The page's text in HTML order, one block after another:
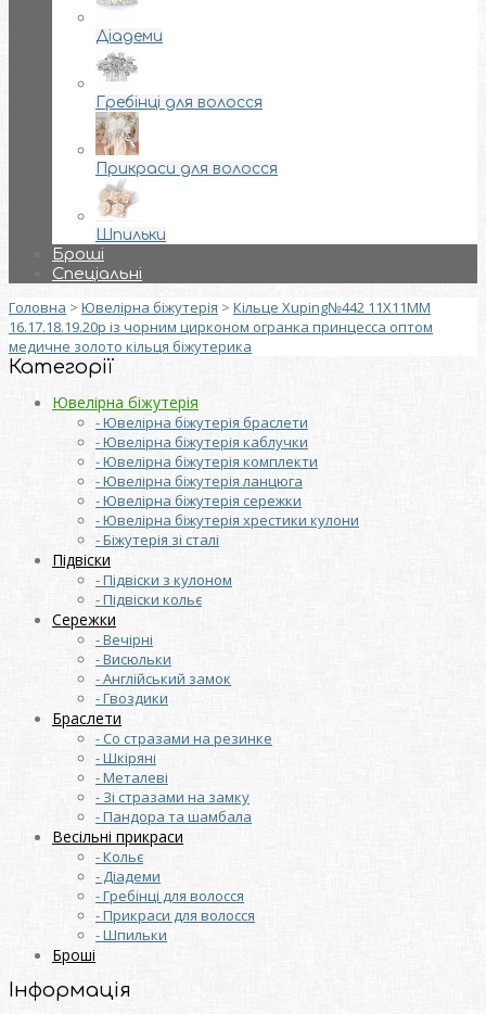
Діадеми
Гребінці для волосся
Прикраси для волосся
Шпильки
Броші
Спеціальні
Головна > Ювелірна біжутерія > Кільце Xuping№442 11Х11ММ
16.17.18.19.20р із чорним цирконом огранка принцесса оптом
медичне золото кільця біжутерика
Категорії
Ювелірна біжутерія
- Ювелірна біжутерія браслети
- Ювелірна біжутерія каблучки
- Ювелірна біжутерія комплекти
- Ювелірна біжутерія ланцюга
- Ювелірна біжутерія сережки
- Ювелірна біжутерія хрестики кулони
- Біжутерія зі сталі
Підвіски
- Підвіски з кулоном
- Підвіски кольє
Сережки
- Вечірні
- Висюльки
- Англійський замок
- Гвоздики
Браслети
- Со стразами на резинке
- Шкіряні
- Металеві
- Зі стразами на замку
- Пандора та шамбала
Весільні прикраси
- Кольє
- Діадеми
- Гребінці для волосся
- Прикраси для волосся
- Шпильки
Броші
Інформація